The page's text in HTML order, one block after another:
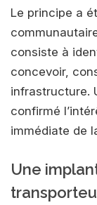
Le principe a
consiste à
concevoir,
infrastructure.
confirmé
immédiate de
Une